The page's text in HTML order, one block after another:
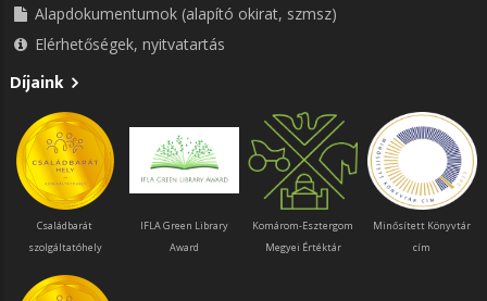
Alapdokumentumok (alapító okirat, szmsz)
Elérhetőségek, nyitvatartás
Díjaink
Családbarát
szolgáltatóhely
IFLA Green Library
Award
Komárom-Esztergom
Megyei Értéktár
Minősített Könyvtár
cím